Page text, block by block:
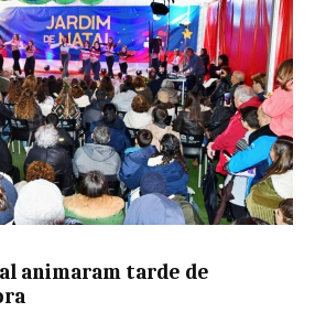
animaram tarde de